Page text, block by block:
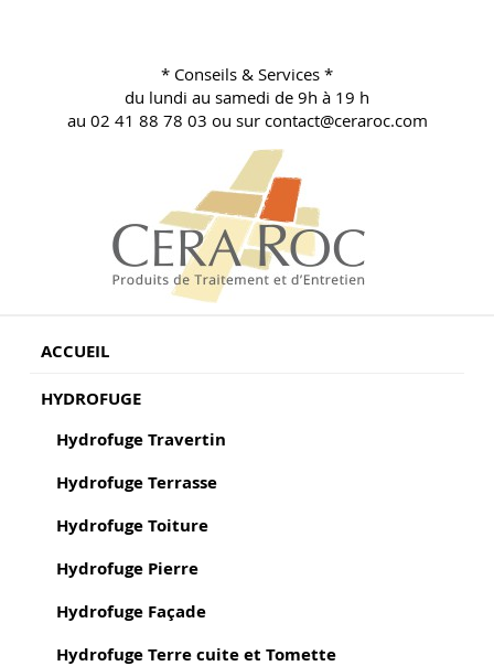
* Conseils & Services *
du lundi au samedi de 9h à 19 h
au 02 41 88 78 03 ou sur contact@ceraroc.com
ACCUEIL
HYDROFUGE
Hydrofuge Travertin
Hydrofuge Terrasse
Hydrofuge Toiture
Hydrofuge Pierre
Hydrofuge Façade
Hydrofuge Terre cuite et Tomette